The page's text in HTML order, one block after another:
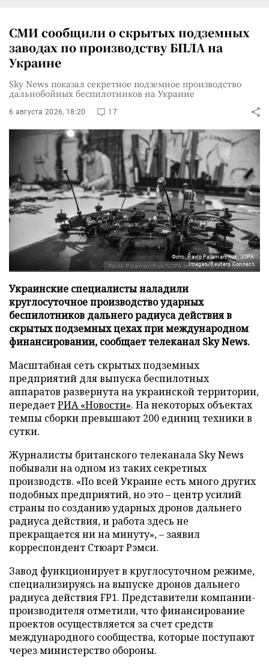
СМИ сообщили о скрытых подземных
заводах по производству БПЛА на
Украине
Sky News показал секретное подземное производство
дальнобойных беспилотников на Украине
6 августа 2026, 18:20 17
Фото: Pavlo Palamarchuk/SOPA
Images/Reuters Connect
Украинские специалисты наладили
круглосуточное производство ударных
беспилотников дальнего радиуса действия в
скрытых подземных цехах при международном
финансировании, сообщает телеканал Sky News.
Масштабная сеть скрытых подземных
предприятий для выпуска беспилотных
аппаратов развернута на украинской территории,
передаетРИА «Новости». На некоторых объектах
темпы сборки превышают 200 единиц техники в
сутки.
Журналисты британского телеканала Sky News
побывали на одном из таких секретных
производств. «По всей Украине есть много других
подобных предприятий, но это – центр усилий
страны по созданию ударных дронов дальнего
радиуса действия, и работа здесь не
прекращается ни на минуту», – заявил
корреспондент Стюарт Рэмси.
Завод функционирует в круглосуточном режиме,
специализируясь на выпуске дронов дальнего
радиуса действия FP1. Представители компании-
производителя отметили, что финансирование
проектов осуществляется за счет средств
международного сообщества, которые поступают
через министерство обороны.